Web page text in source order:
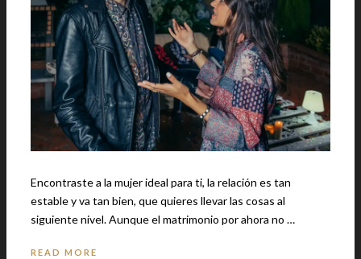
Encontraste a la mujer ideal para ti, la relación es tan
estable y va tan bien, que quieres llevar las cosas al
siguiente nivel. Aunque el matrimonio por ahora no …
READ MORE